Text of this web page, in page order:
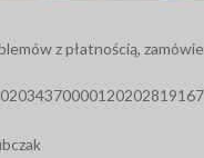
z płatnością,